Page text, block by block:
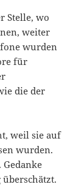
Stelle, wo
weiter
wurden
für
die der
weil sie auf
wurden.